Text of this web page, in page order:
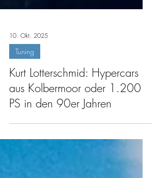
10. Okt. 2025
Tuning
Kurt Lotterschmid: Hypercars
aus Kolbermoor oder 1.200
PS in den 90er Jahren